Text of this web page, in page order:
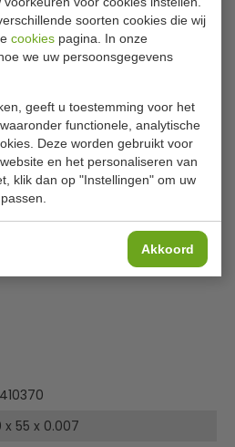
soorten cookies die wij
cookies pagina. In onze
we uw persoonsgegevens
geeft u toestemming voor het
functionele, analytische
Deze worden gebruikt voor
en het personaliseren van
klik dan op "Instellingen" om uw
Akkoord
met Klarna
2500 stuks
x 55 x 0.007